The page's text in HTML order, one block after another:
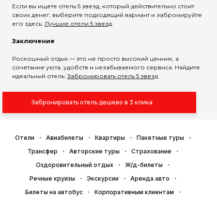
Если вы ищете отель 5 звезд, который действительно стоит
своих денег, выберите подходящий вариант и забронируйте
его здесь: Лучшие отели 5 звезд.
Заключение
Роскошный отдых — это не просто высокий ценник, а
сочетание уюта, удобств и незабываемого сервиса. Найдите
идеальный отель:Забронировать отель 5 звезд.
Забронировать отель дешево в 3 клика
Отели Авиабилеты Квартиры
Пакетные туры
Трансфер
Авторские туры
Страхование
Оздоровительный отдых
Ж/д-билеты
Речные круизы
Экскурсии
Аренда авто
Билеты на автобус
Корпоративным клиентам